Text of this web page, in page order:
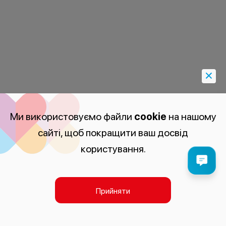
Ми використовуємо файли cookie на нашому
сайті, щоб покращити ваш досвід
користування.
Прийняти